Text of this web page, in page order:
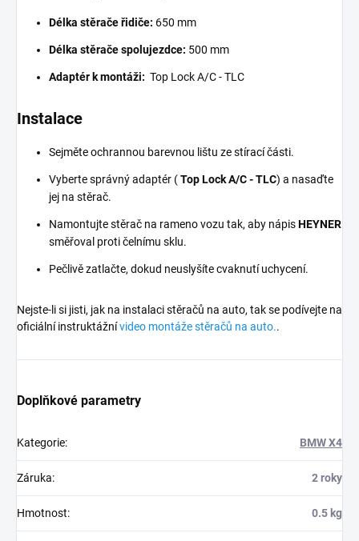
Délka stěrače řidiče: 650 mm
Délka stěrače spolujezdce: 500 mm
Adaptér k montáži: Top Lock A/C - TLC
Instalace
Sejměte ochrannou barevnou lištu ze stírací části.
Vyberte správný adaptér (Top Lock A/C - TLC) a nasaďte
jej na stěrač.
Namontujte stěrač na rameno vozu tak, aby nápisHEYNER
směřoval proti čelnímu sklu.
Pečlivě zatlačte, dokud neuslyšíte cvaknutí uchycení.
Nejste-li si jisti, jak na instalaci stěračů na auto, tak se podívejte na
oficiální instruktážnívideo montáže stěračů na auto..
Doplňkové parametry
Kategorie: BMW X4
Záruka: 2 roky
Hmotnost: 0.5 kg